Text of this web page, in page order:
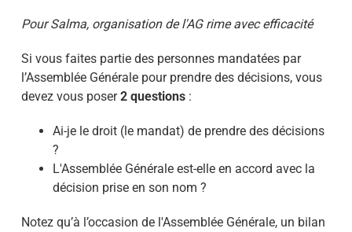
PourSalma, organisation de l'AG rime avecefficacité
Si vous faites partie des personnes mandatées par
l’Assemblée Générale pour prendre des décisions, vous
devez vous poser2 questions:
Ai-je le droit (le mandat) de prendre des décisions
?
L'Assemblée Générale est-elle en accord avec la
décision prise en son nom ?
Notez qu’à l’occasion de l'Assemblée Générale, un bilan